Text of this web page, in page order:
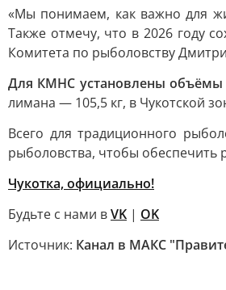
«Мы понимаем, как важно для
Также отмечу, что в 2026 году
Комитета по рыболовству
Для КМНС установлены объёмы
лимана — 105,5 кг, в Чукотской
Всего для традиционного
рыболовства, чтобы
Чукотка, официально!
Будьте с нами вVK | OK
Источник: Канал в МАКС